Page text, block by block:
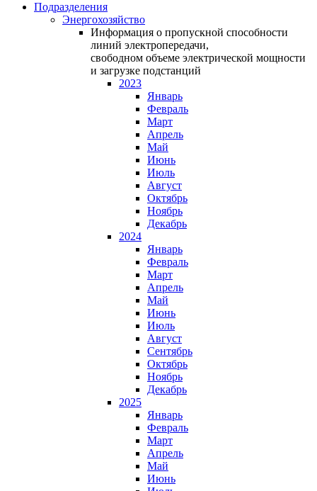
Подразделения
Энергохозяйство
Информация о пропускной способности
линий электропередачи,
свободном объеме электрической мощности
и загрузке подстанций
2023
Январь
Февраль
Март
Апрель
Май
Июнь
Июль
Август
Октябрь
Ноябрь
Декабрь
2024
Январь
Февраль
Март
Апрель
Май
Июнь
Июль
Август
Сентябрь
Октябрь
Ноябрь
Декабрь
2025
Январь
Февраль
Март
Апрель
Май
Июнь